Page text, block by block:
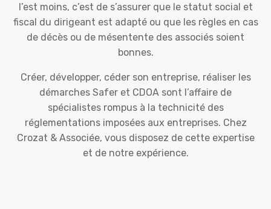
l’est moins, c’est de s’assurer que le statut social et
fiscal du dirigeant est adapté ou que les règles en cas
de décès ou de mésentente des associés soient
bonnes.
Créer, développer, céder son entreprise, réaliser les
démarches Safer et CDOA sont l’affaire de
spécialistes rompus à la technicité des
réglementations imposées aux entreprises. Chez
Crozat & Associée, vous disposez de cette expertise
et de notre expérience.